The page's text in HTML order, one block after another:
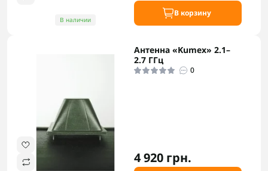
В наличии
В корзину
Антенна «Kumex» 2.1–
2.7 ГГц
0
4 920 грн.